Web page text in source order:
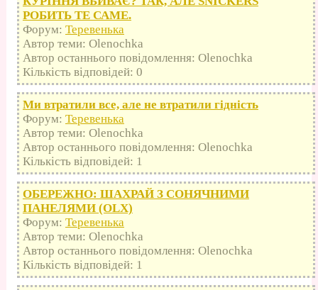
РОБИТЬ ТЕ САМЕ.
Форум: Теревенька
Автор теми: Olenochka
Автор останнього повідомлення: Olenochka
Кількість відповідей: 0
Ми втратили все, але не втратили гідність
Форум: Теревенька
Автор теми: Olenochka
Автор останнього повідомлення: Olenochka
Кількість відповідей: 1
ОБЕРЕЖНО: ШАХРАЙ З СОНЯЧНИМИ
ПАНЕЛЯМИ (OLX)
Форум: Теревенька
Автор теми: Olenochka
Автор останнього повідомлення: Olenochka
Кількість відповідей: 1